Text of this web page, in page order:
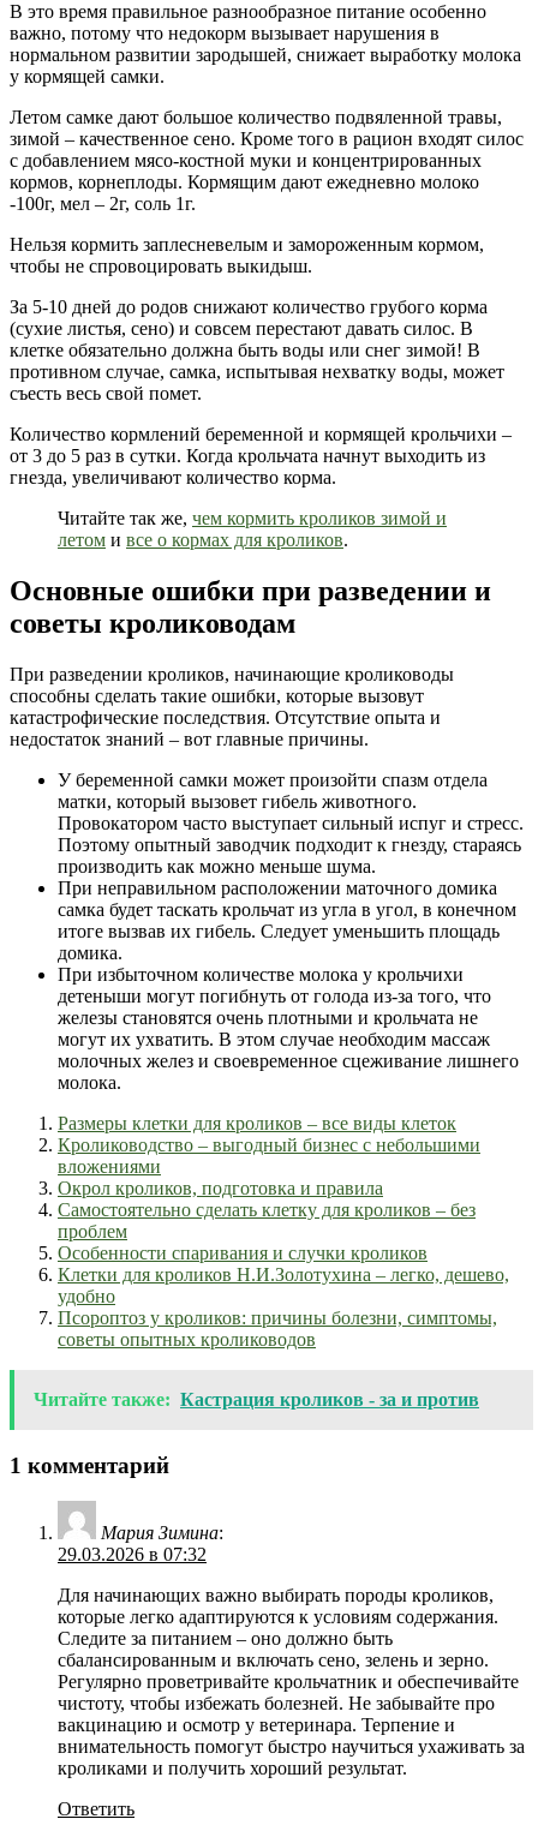
В это время правильное разнообразное питание особенно
важно, потому что недокорм вызывает нарушения в
нормальном развитии зародышей, снижает выработку молока
у кормящей самки.
Летом самке дают большое количество подвяленной травы,
зимой – качественное сено. Кроме того в рацион входят силос
с добавлением мясо-костной муки и концентрированных
кормов, корнеплоды. Кормящим дают ежедневно молоко
-100г, мел – 2г, соль 1г.
Нельзя кормить заплесневелым и замороженным кормом,
чтобы не спровоцировать выкидыш.
За 5-10 дней до родов снижают количество грубого корма
(сухие листья, сено) и совсем перестают давать силос. В
клетке обязательно должна быть воды или снег зимой! В
противном случае, самка, испытывая нехватку воды, может
съесть весь свой помет.
Количество кормлений беременной и кормящей крольчихи –
от 3 до 5 раз в сутки. Когда крольчата начнут выходить из
гнезда, увеличивают количество корма.
Читайте так же, чем кормить кроликов зимой и
летом и все о кормах для кроликов.
Основные ошибки при разведении и
советы кролиководам
При разведении кроликов, начинающие кролиководы
способны сделать такие ошибки, которые вызовут
катастрофические последствия. Отсутствие опыта и
недостаток знаний – вот главные причины.
У беременной самки может произойти спазм отдела
матки, который вызовет гибель животного.
Провокатором часто выступает сильный испуг и стресс.
Поэтому опытный заводчик подходит к гнезду, стараясь
производить как можно меньше шума.
При неправильном расположении маточного домика
самка будет таскать крольчат из угла в угол, в конечном
итоге вызвав их гибель. Следует уменьшить площадь
домика.
При избыточном количестве молока у крольчихи
детеныши могут погибнуть от голода из-за того, что
железы становятся очень плотными и крольчата не
могут их ухватить. В этом случае необходим массаж
молочных желез и своевременное сцеживание лишнего
молока.
Размеры клетки для кроликов – все виды клеток
Кролиководство – выгодный бизнес с небольшими
вложениями
Окрол кроликов, подготовка и правила
Самостоятельно сделать клетку для кроликов – без
проблем
Особенности спаривания и случки кроликов
Клетки для кроликов Н.И.Золотухина – легко, дешево,
удобно
Псороптоз у кроликов: причины болезни, симптомы,
советы опытных кролиководов
Читайте также: Кастрация кроликов - за и против
1 комментарий
Мария Зимина:
29.03.2026 в 07:32
Для начинающих важно выбирать породы кроликов,
которые легко адаптируются к условиям содержания.
Следите за питанием – оно должно быть
сбалансированным и включать сено, зелень и зерно.
Регулярно проветривайте крольчатник и обеспечивайте
чистоту, чтобы избежать болезней. Не забывайте про
вакцинацию и осмотр у ветеринара. Терпение и
внимательность помогут быстро научиться ухаживать за
кроликами и получить хороший результат.
Ответить